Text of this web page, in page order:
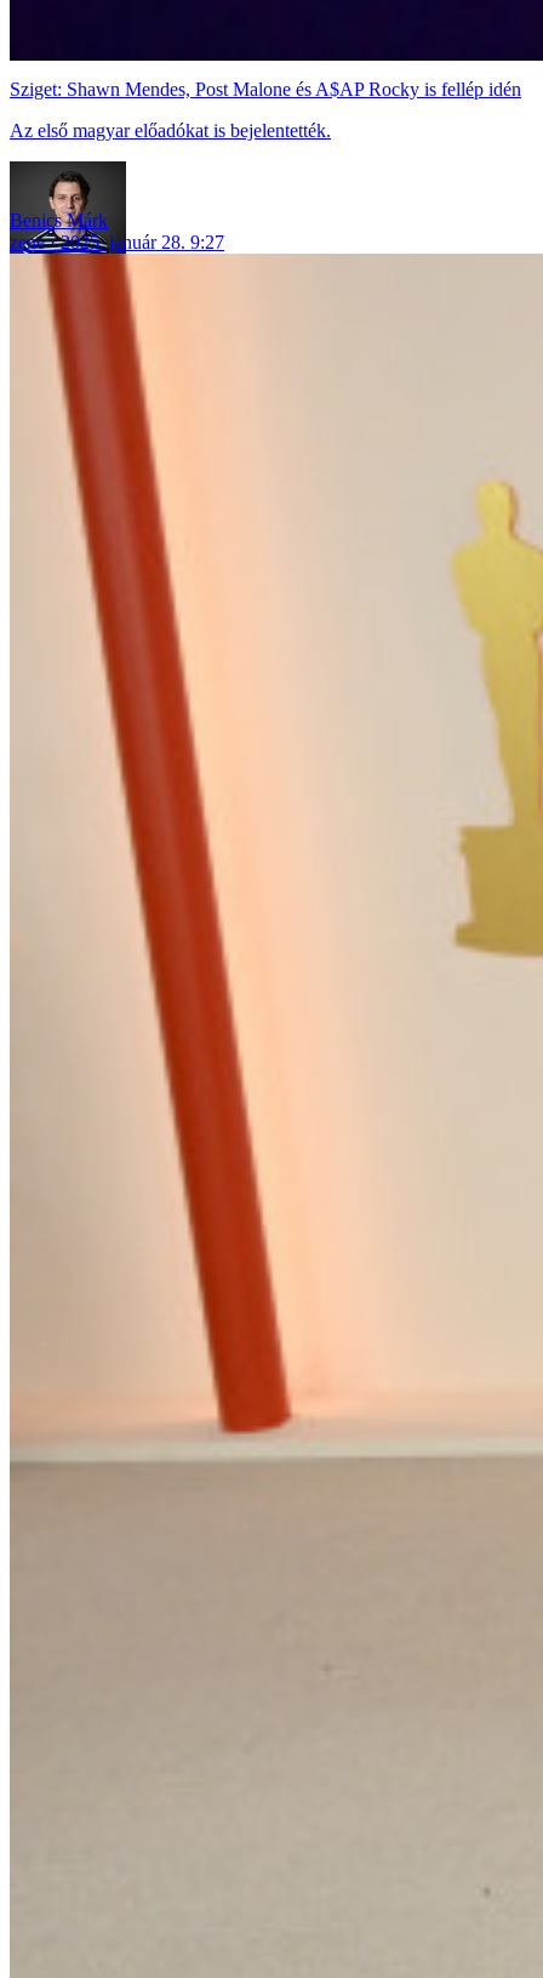
Sziget: Shawn Mendes, Post Malone és A$AP Rocky is fellép idén
Az első magyar előadókat is bejelentették.
Benics Márk
zene
2025. január 28. 9:27